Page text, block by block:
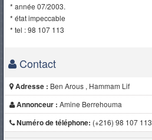
* année 07/2003.
* état impeccable
* tel : 98 107 113
Contact
Adresse : Ben Arous , Hammam Lif
Annonceur : Amine Berrehouma
Numéro de téléphone: (+216) 98 107 113